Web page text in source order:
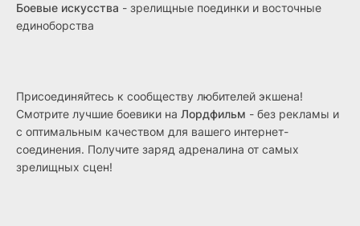
Боевые искусства - зрелищные поединки и восточные
единоборства
Присоединяйтесь к сообществу любителей экшена!
Смотрите лучшие боевики на Лордфильм - без рекламы и
с оптимальным качеством для вашего интернет-
соединения. Получите заряд адреналина от самых
зрелищных сцен!